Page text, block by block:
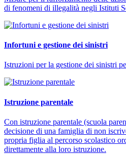
di fenomeni di illegalità negli Istituti
Infortuni e gestione dei sinistri
Istruzioni per la gestione dei sinistri
Istruzione parentale
Con istruzione parentale (scuola
decisione di una famiglia di non
propria figlia al percorso scolastico
direttamente alla loro istruzione.